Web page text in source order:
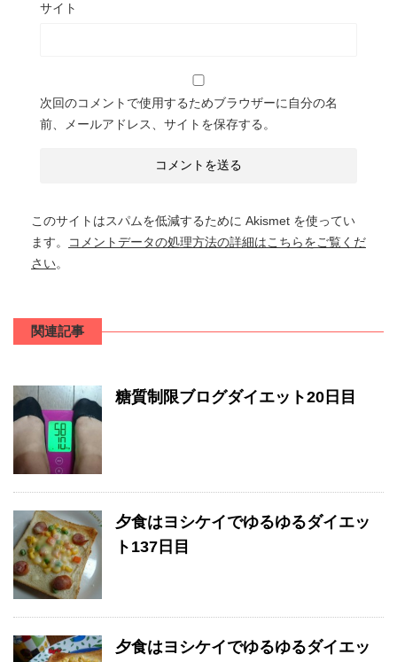
サイト
次回のコメントで使用するためブラウザーに自分の名
前、メールアドレス、サイトを保存する。
このサイトはスパムを低減するために Akismet を使ってい
ます。
コメントデータの処理方法の詳細はこちらをご覧くだ
さい。
関連記事
糖質制限ブログダイエット20日目
夕食はヨシケイでゆるゆるダイエッ
ト137日目
夕食はヨシケイでゆるゆるダイエッ